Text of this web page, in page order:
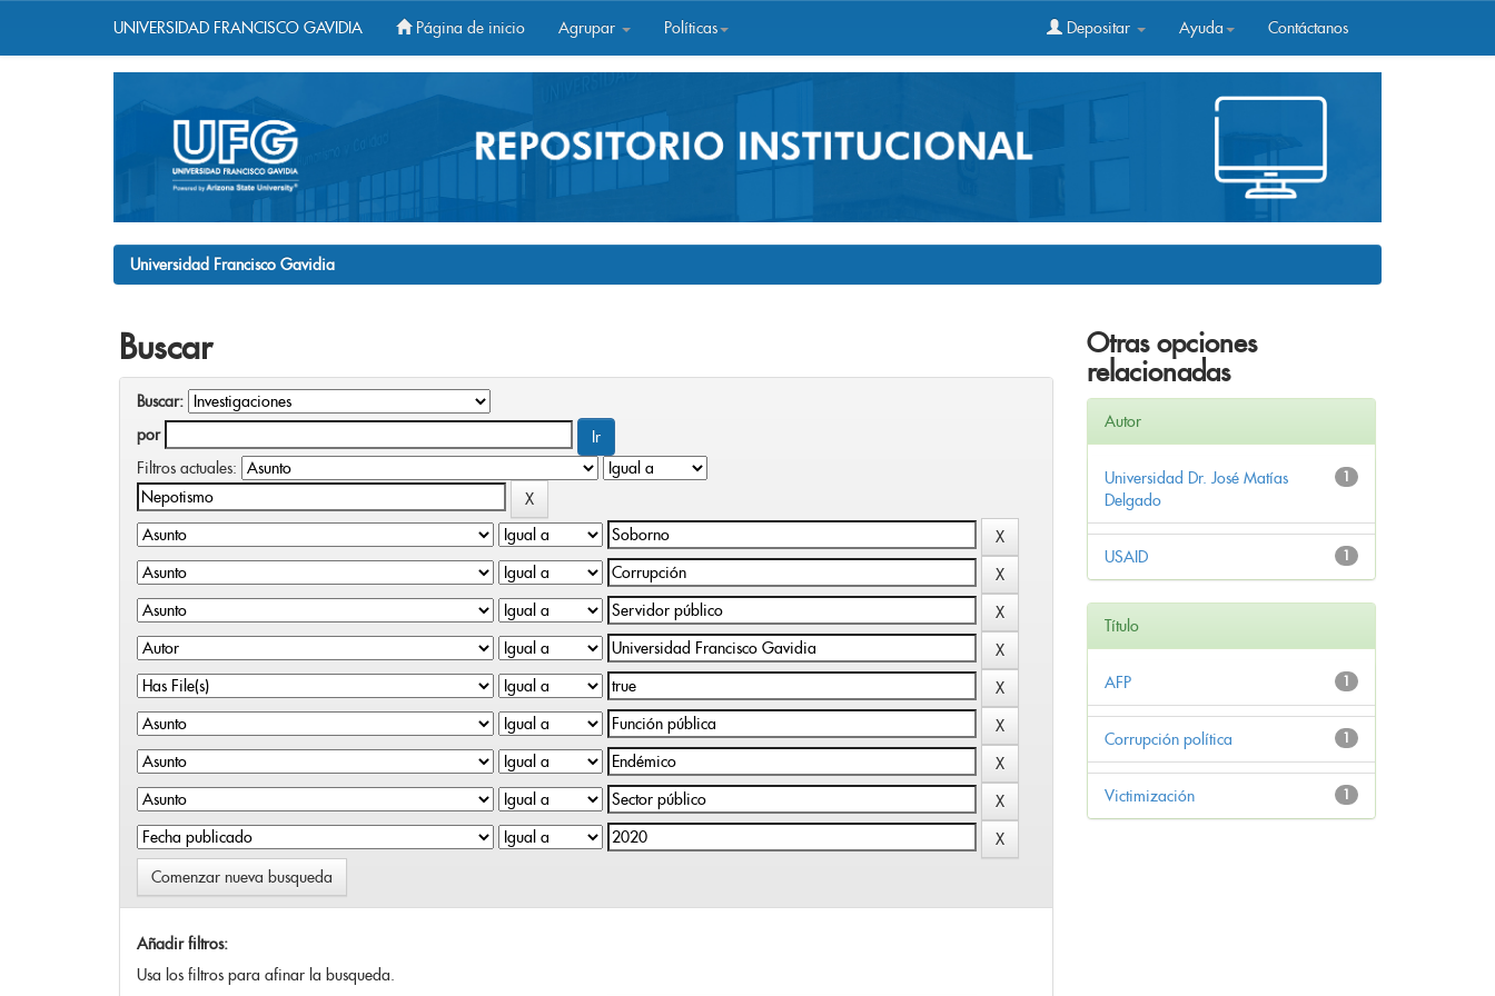
UNIVERSIDAD FRANCISCO GAVIDIA Página de inicio Agrupar Políticas Depositar Ayuda Contáctanos
Universidad Francisco Gavidia
Buscar
Buscar:
por
Filtros actuales:
Comenzar nueva busqueda
Añadir filtros:
Usa los filtros para afinar la busqueda.
Otras opciones
relacionadas
Autor
1
Universidad Dr. José Matías
Delgado
1
USAID
Título
1
AFP
1
Corrupción política
1
Victimización